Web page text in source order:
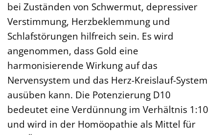
bei Zuständen von Schwermut, depressiver
Verstimmung, Herzbeklemmung und
Schlafstörungen hilfreich sein. Es wird
angenommen, dass Gold eine
harmonisierende Wirkung auf das
Nervensystem und das Herz-Kreislauf-System
ausüben kann. Die Potenzierung D10
bedeutet eine Verdünnung im Verhältnis 1:10
und wird in der Homöopathie als Mittel für